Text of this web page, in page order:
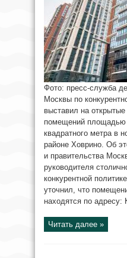
Фото: пресс-служба
Москвы по
выставил на
помещений площадью
квадратного метра в
районе Ховрино. Об
и правительства
руководителя
конкурентной
уточнил, что
находятся по адресу:
Читать далее »